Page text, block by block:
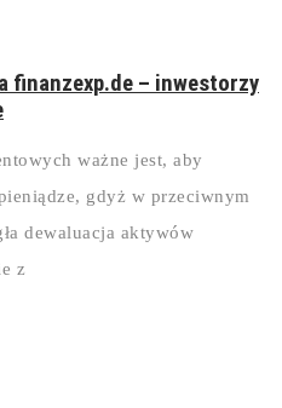
finanzexp.de – inwestorzy
ważne jest, aby
gdyż w przeciwnym
dewaluacja aktywów
z